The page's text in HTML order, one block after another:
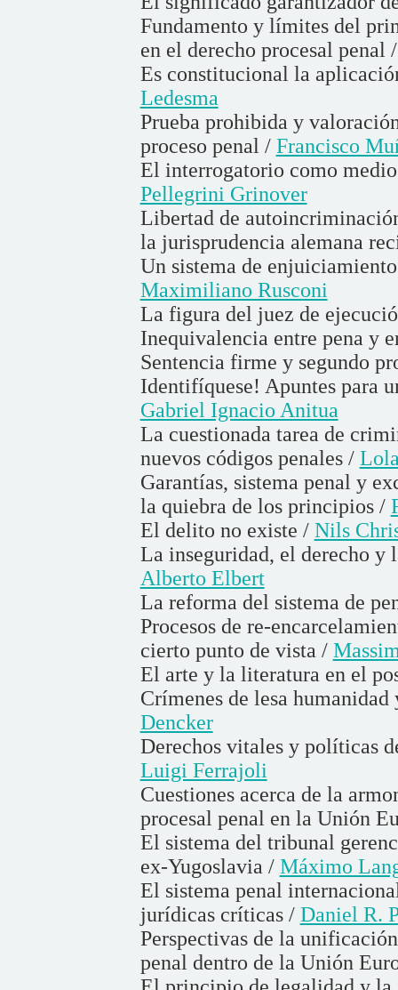
Fundamento y límites del
en el derecho procesal penal
Es constitucional la
Ledesma
Prueba prohibida y
proceso penal / Francisco
El interrogatorio como
Pellegrini Grinover
Libertad de
la jurisprudencia alemana
Un sistema de
Maximiliano Rusconi
La figura del juez de
Inequivalencia entre pena y
Sentencia firme y segundo
Identifíquese! Apuntes para
Gabriel Ignacio Anitua
La cuestionada tarea de
nuevos códigos penales /
Garantías, sistema penal y
la quiebra de los principios /
El delito no existe / Nils
La inseguridad, el derecho
Alberto Elbert
La reforma del sistema de
Procesos de re-
cierto punto de vista /
El arte y la literatura en el
Crímenes de lesa
Dencker
Derechos vitales y políticas
Luigi Ferrajoli
Cuestiones acerca de la
procesal penal en la Unión
El sistema del tribunal
ex-Yugoslavia / Máximo
El sistema penal
jurídicas críticas / Daniel R.
Perspectivas de la
penal dentro de la Unión